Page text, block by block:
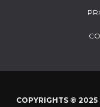
COPYRIGHTS © 2025